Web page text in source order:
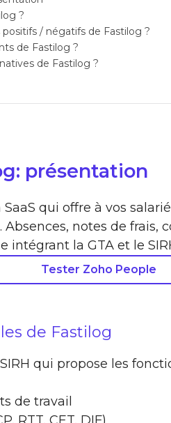
?
/ négatifs de Fastilog ?
de Fastilog ?
de Fastilog ?
présentation
qui offre à vos
Absences, notes de frais,
intégrant la GTA et le
Tester Zoho People
de Fastilog
qui propose les
de travail
RTT, CET, DIF)